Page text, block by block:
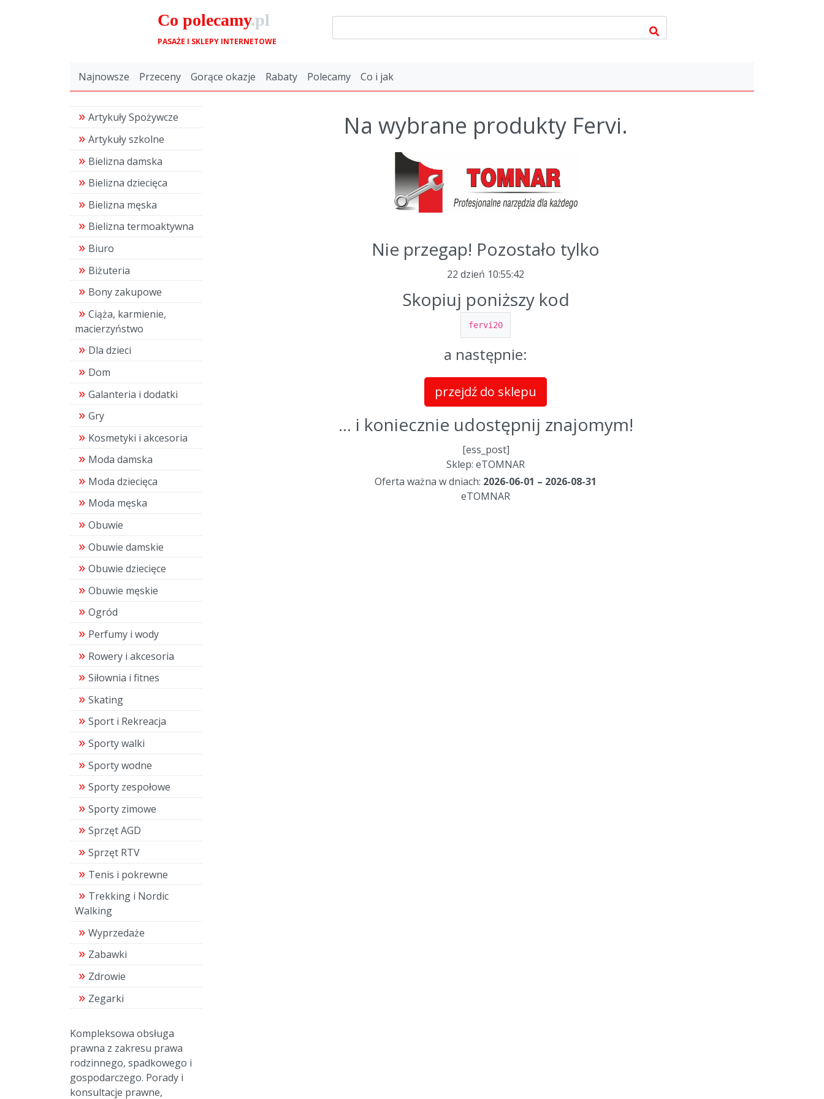
Co polecamy.pl
PASAŻE I SKLEPY INTERNETOWE
Najnowsze Przeceny Gorące okazje Rabaty Polecamy Co i jak
Artykuły Spożywcze
Artykuły szkolne
Bielizna damska
Bielizna dziecięca
Bielizna męska
Bielizna termoaktywna
Biuro
Biżuteria
Bony zakupowe
Ciąża, karmienie,
macierzyństwo
Dla dzieci
Dom
Galanteria i dodatki
Gry
Kosmetyki i akcesoria
Moda damska
Moda dziecięca
Moda męska
Obuwie
Obuwie damskie
Obuwie dziecięce
Obuwie męskie
Ogród
Perfumy i wody
Rowery i akcesoria
Siłownia i fitnes
Skating
Sport i Rekreacja
Sporty walki
Sporty wodne
Sporty zespołowe
Sporty zimowe
Sprzęt AGD
Sprzęt RTV
Tenis i pokrewne
Trekking i Nordic
Walking
Wyprzedaże
Zabawki
Zdrowie
Zegarki
Kompleksowa obsługa
prawna z zakresu prawa
rodzinnego, spadkowego i
gospodarczego. Porady i
konsultacje prawne,
Na wybrane produkty Fervi.
Nie przegap! Pozostało tylko
22 dzień 10:55:41
Skopiuj poniższy kod
fervi20
a następnie:
przejdź do sklepu
... i koniecznie udostępnij znajomym!
[ess_post]
Sklep: eTOMNAR
Oferta ważna w dniach: 2026-06-01 – 2026-08-31
eTOMNAR